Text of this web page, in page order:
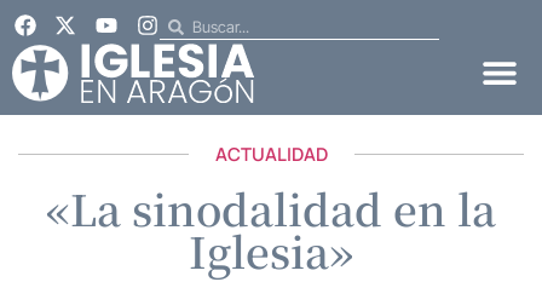
ACTUALIDAD
«La sinodalidad en la
Iglesia»